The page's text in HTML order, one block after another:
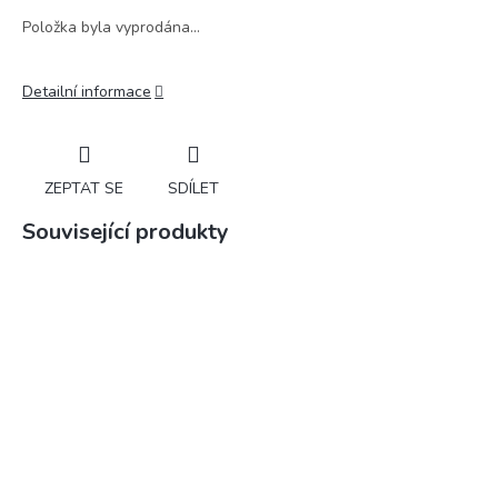
Položka byla vyprodána…
Detailní informace
ZEPTAT SE SDÍLET
Související produkty